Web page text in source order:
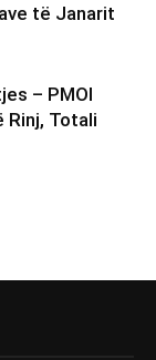
të Janarit
– PMOI
Rinj, Totali